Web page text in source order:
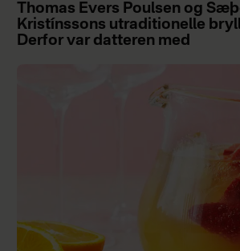
Thomas Evers Poulsen og
Kristínssons utraditionelle
Derfor var datteren med